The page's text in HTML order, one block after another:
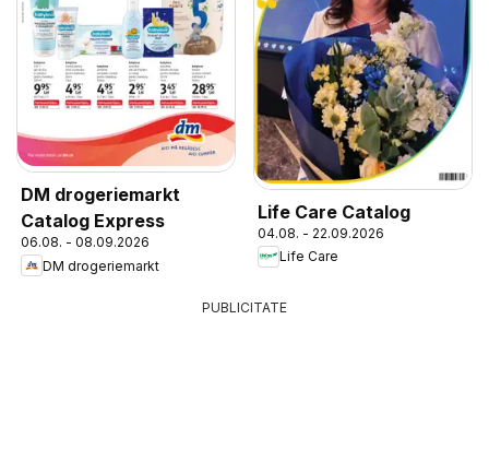
DM drogeriemarkt
Catalog Express
06.08. - 08.09.2026
DM drogeriemarkt
Life Care Catalog
04.08. - 22.09.2026
Life Care
PUBLICITATE